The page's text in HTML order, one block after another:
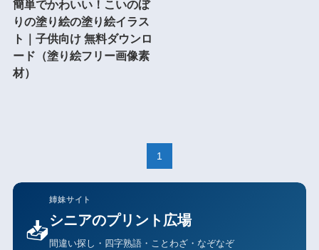
簡単でかわいい！こいのぼ
りの塗り絵の塗り絵イラス
ト｜子供向け 無料ダウンロ
ード（塗り絵フリー画像素
材）
1
📥
姉妹サイト
シニアのプリント広場
間違い探し・四字熟語・ことわざ・なぞなぞ